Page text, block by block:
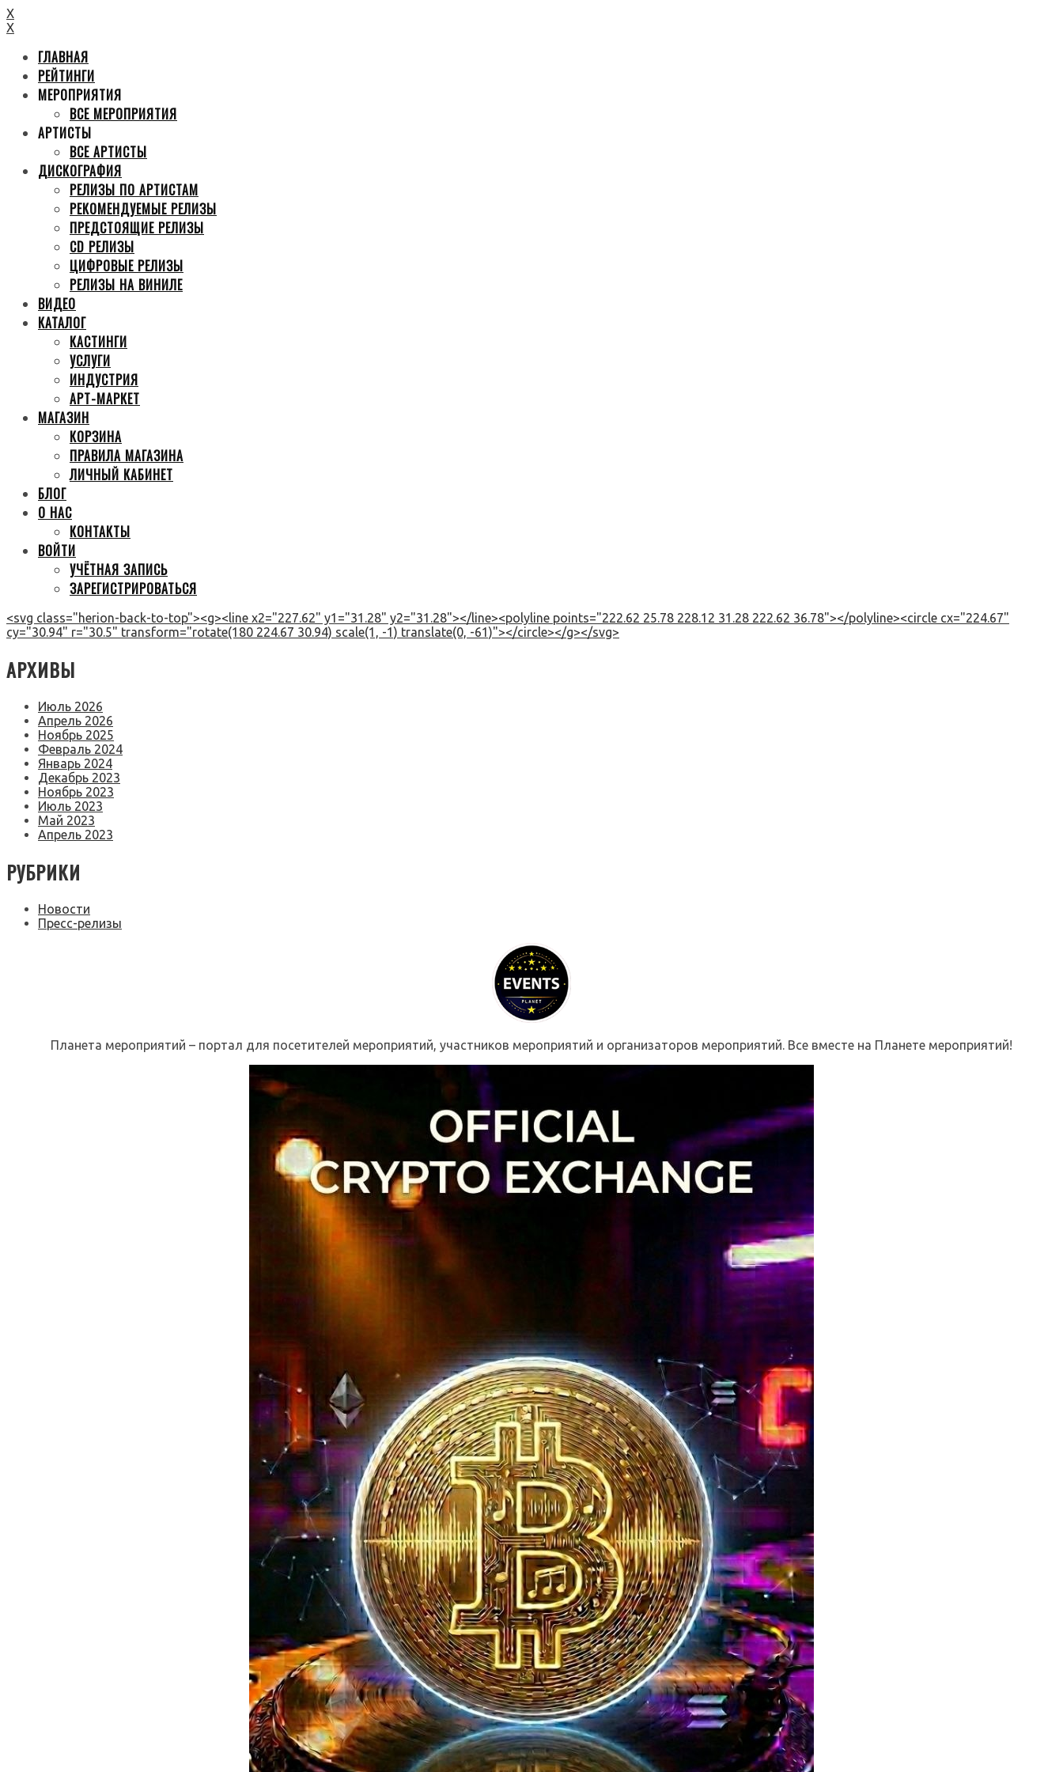
X
X
ГЛАВНАЯ
РЕЙТИНГИ
МЕРОПРИЯТИЯ
ВСЕ МЕРОПРИЯТИЯ
АРТИСТЫ
ВСЕ АРТИСТЫ
ДИСКОГРАФИЯ
РЕЛИЗЫ ПО АРТИСТАМ
РЕКОМЕНДУЕМЫЕ РЕЛИЗЫ
ПРЕДСТОЯЩИЕ РЕЛИЗЫ
CD РЕЛИЗЫ
ЦИФРОВЫЕ РЕЛИЗЫ
РЕЛИЗЫ НА ВИНИЛЕ
ВИДЕО
КАТАЛОГ
КАСТИНГИ
УСЛУГИ
ИНДУСТРИЯ
АРТ-МАРКЕТ
МАГАЗИН
КОРЗИНА
ПРАВИЛА МАГАЗИНА
ЛИЧНЫЙ КАБИНЕТ
БЛОГ
О НАС
КОНТАКТЫ
ВОЙТИ
УЧЁТНАЯ ЗАПИСЬ
ЗАРЕГИСТРИРОВАТЬСЯ
<svg class="herion-back-to-top"><g><line x2="227.62" y1="31.28" y2="31.28"></line><polyline points="222.62 25.78 228.12 31.28 222.62 36.78"></polyline><circle cx="224.67"
cy="30.94" r="30.5" transform="rotate(180 224.67 30.94) scale(1, -1) translate(0, -61)"></circle></g></svg>
АРХИВЫ
Июль 2026
Апрель 2026
Ноябрь 2025
Февраль 2024
Январь 2024
Декабрь 2023
Ноябрь 2023
Июль 2023
Май 2023
Апрель 2023
РУБРИКИ
Новости
Пресс-релизы
Планета мероприятий – портал для посетителей мероприятий, участников мероприятий и организаторов мероприятий. Все вместе на Планете мероприятий!